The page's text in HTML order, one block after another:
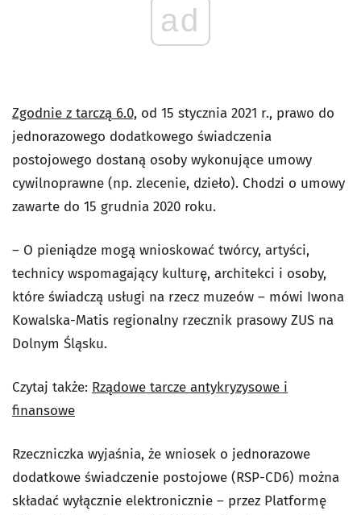
ad
Zgodnie z tarczą 6.0, od 15 stycznia 2021 r., prawo do
jednorazowego dodatkowego świadczenia
postojowego dostaną osoby wykonujące umowy
cywilnoprawne (np. zlecenie, dzieło). Chodzi o umowy
zawarte do 15 grudnia 2020 roku.
– O pieniądze mogą wnioskować twórcy, artyści,
technicy wspomagający kulturę, architekci i osoby,
które świadczą usługi na rzecz muzeów – mówi Iwona
Kowalska-Matis regionalny rzecznik prasowy ZUS na
Dolnym Śląsku.
Czytaj także: Rządowe tarcze antykryzysowe i
finansowe
Rzeczniczka wyjaśnia, że wniosek o jednorazowe
dodatkowe świadczenie postojowe (RSP-CD6) można
składać wyłącznie elektronicznie – przez Platformę